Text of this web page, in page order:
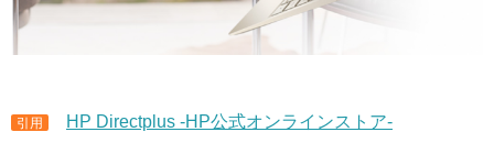
引用 HP Directplus -HP公式オンラインストア-